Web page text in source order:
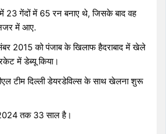
23 गेंदों में 65 रन बनाए थे, जिसके बाद वह
में आए.
2015 को पंजाब के खिलाफ हैदराबाद में खेले
में डेब्यू किया।
टीम दिल्ली डेयरडेविल्स के साथ खेलना शुरू
तक 33 साल है।